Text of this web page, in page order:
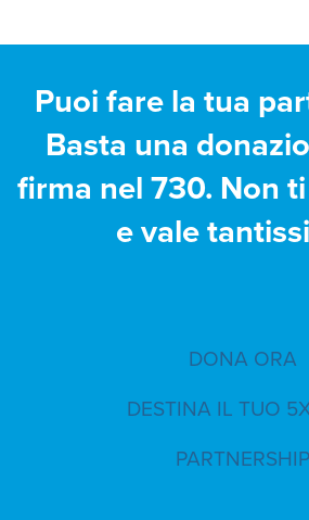
Puoi fare la tua
Basta una
firma nel 730. Non
e vale
DONA ORA
DESTINA IL TUO
PARTNERSHIP